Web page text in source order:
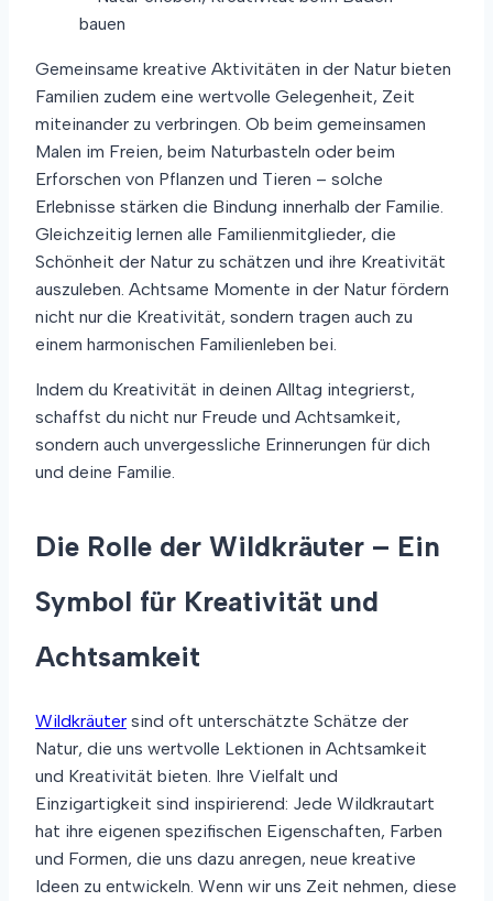
Gemeinsame kreative Aktivitäten in der Natur bieten
Familien zudem eine wertvolle Gelegenheit, Zeit
miteinander zu verbringen. Ob beim gemeinsamen
Malen im Freien, beim Naturbasteln oder beim
Erforschen von Pflanzen und Tieren – solche
Erlebnisse stärken die Bindung innerhalb der Familie.
Gleichzeitig lernen alle Familienmitglieder, die
Schönheit der Natur zu schätzen und ihre Kreativität
auszuleben. Achtsame Momente in der Natur fördern
nicht nur die Kreativität, sondern tragen auch zu
einem harmonischen Familienleben bei.
Indem du Kreativität in deinen Alltag integrierst,
schaffst du nicht nur Freude und Achtsamkeit,
sondern auch unvergessliche Erinnerungen für dich
und deine Familie.
Die Rolle der Wildkräuter – Ein
Symbol für Kreativität und
Achtsamkeit
Wildkräuter sind oft unterschätzte Schätze der
Natur, die uns wertvolle Lektionen in Achtsamkeit
und Kreativität bieten. Ihre Vielfalt und
Einzigartigkeit sind inspirierend: Jede Wildkrautart
hat ihre eigenen spezifischen Eigenschaften, Farben
und Formen, die uns dazu anregen, neue kreative
Ideen zu entwickeln. Wenn wir uns Zeit nehmen, diese